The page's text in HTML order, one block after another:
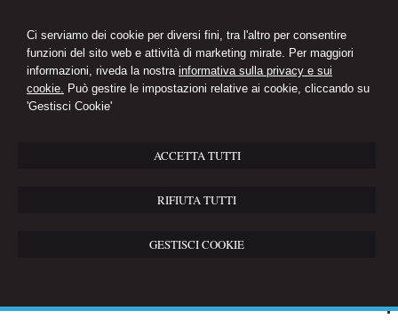
Ci serviamo dei cookie per diversi fini, tra l'altro per consentire
funzioni del sito web e attività di marketing mirate. Per maggiori
informazioni, riveda la nostra informativa sulla privacy e sui
cookie. Può gestire le impostazioni relative ai cookie, cliccando su
'Gestisci Cookie'
ACCETTA TUTTI
RIFIUTA TUTTI
GESTISCI COOKIE